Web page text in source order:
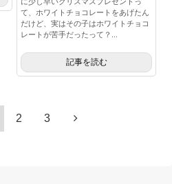
て、ホワイトチョコレートをあげたん
だけど、実はその子はホワイトチョコ
レートが苦手だったって？...
記事を読む
2 3